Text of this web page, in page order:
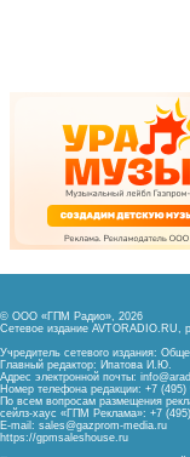
© ООО «ГПМ Радио», 2026
Сетевое издание AVTORADIO.RU,
Учредитель сетевого издания:
Главный редактор: Ипатова И.Ю.
Адрес электронной почты:
Номер телефона редакции: +7 (495)
По всем вопросам размещения
сейлз-хаус «ГПМ Реклама»: +7
E-mail: sales@gazprom-media.ru
https://gpmsaleshouse.ru